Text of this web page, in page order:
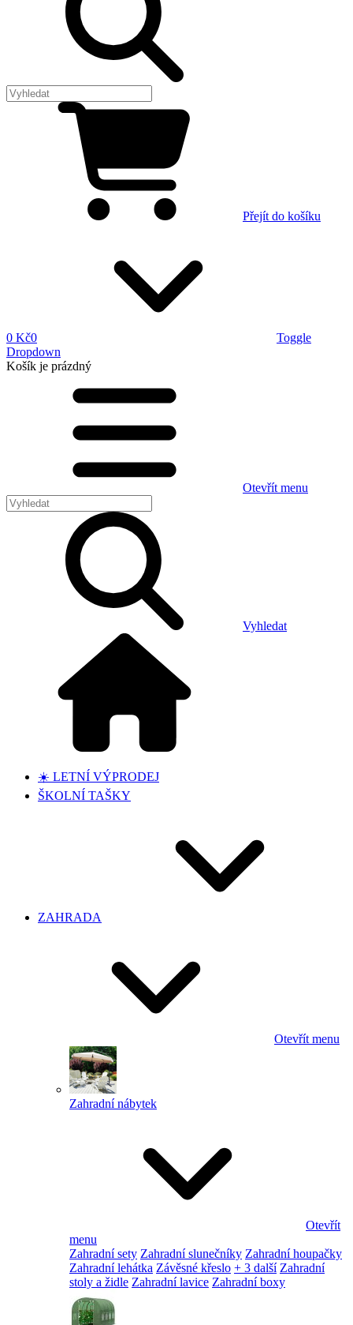
Přejít do košíku
0 Kč0
Toggle
Dropdown
Košík je prázdný
Otevřít menu
Vyhledat
☀️ LETNÍ VÝPRODEJ
ŠKOLNÍ TAŠKY
ZAHRADA
Otevřít menu
Zahradní nábytek
Otevřít
menu
Zahradní sety Zahradní slunečníky Zahradní houpačky
Zahradní lehátka Závěsné křeslo + 3 další Zahradní
stoly a židle Zahradní lavice Zahradní boxy